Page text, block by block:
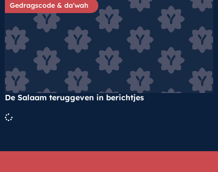
Gedragscode & da'wah
De Salaam teruggeven in berichtjes